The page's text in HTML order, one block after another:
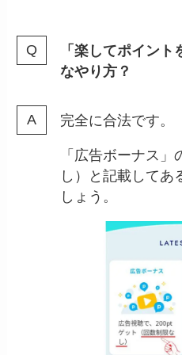
「楽してポイン
なやり方？
完全に合法です。
「広告ボーナス
し）と記載してあ
しょう。